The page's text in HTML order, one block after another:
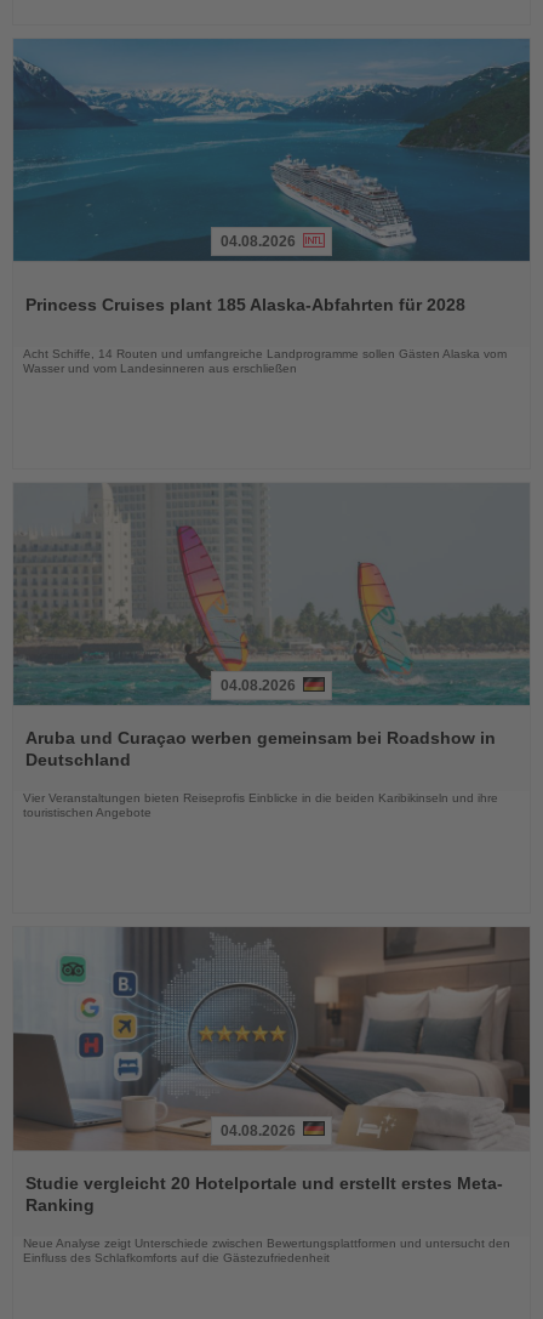
die
04.08.2026
Princess Cruises plant 185 Alaska-Abfahrten für 2028
Acht Schiffe, 14 Routen und umfangreiche Landprogramme sollen Gästen Alaska vom
Wasser und vom Landesinneren aus erschließen
Sie
die
04.08.2026
Aruba und Curaçao werben gemeinsam bei Roadshow in
Deutschland
Vier Veranstaltungen bieten Reiseprofis Einblicke in die beiden Karibikinseln und ihre
touristischen Angebote
Sie
die
Nachrichten
04.08.2026
Studie vergleicht 20 Hotelportale und erstellt erstes Meta-
Ranking
Neue Analyse zeigt Unterschiede zwischen Bewertungsplattformen und untersucht den
Einfluss des Schlafkomforts auf die Gästezufriedenheit